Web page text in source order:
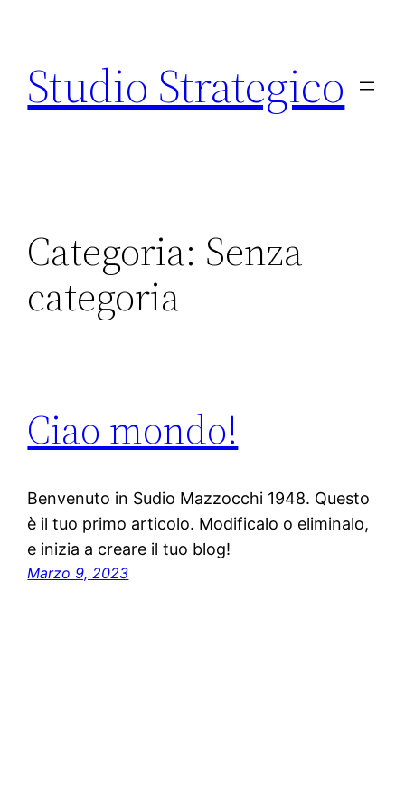
contenuto
Studio Strategico
Categoria: Senza
categoria
Ciao mondo!
Benvenuto in Sudio Mazzocchi 1948. Questo
è il tuo primo articolo. Modificalo o eliminalo,
e inizia a creare il tuo blog!
Marzo 9, 2023